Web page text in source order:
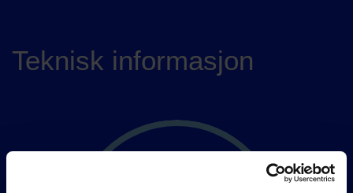
Teknisk informasjon